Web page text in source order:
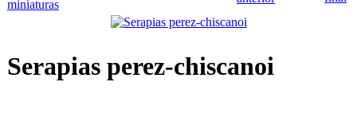
Serapias perez-chiscanoi